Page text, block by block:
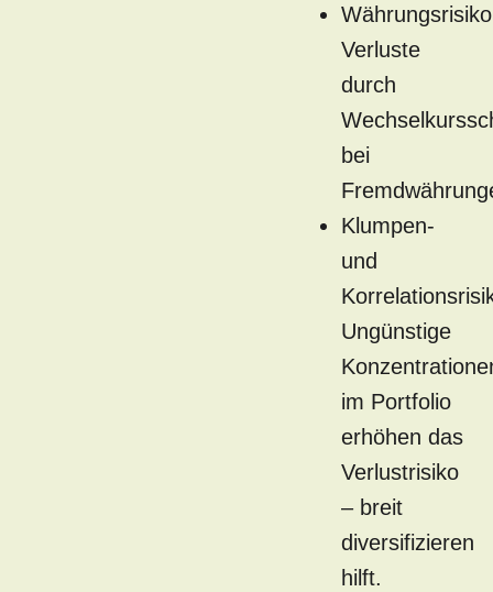
Verluste
durch
bei
Klumpen-
und
Ungünstige
im Portfolio
erhöhen das
Verlustrisiko
– breit
diversifizieren
hilft.